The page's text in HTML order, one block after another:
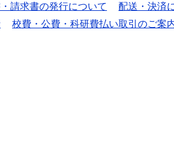
請求書の発行について 配送・決済
校費・公費・科研費払い取引のご案